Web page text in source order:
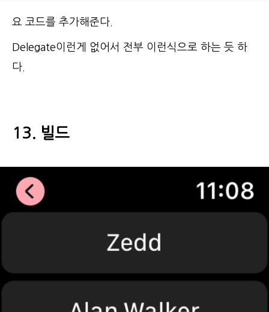
요 코드를 추가해준다.
Delegate이런게 없어서 전부 이런식으로 하는 듯 하
다.
13. 빌드